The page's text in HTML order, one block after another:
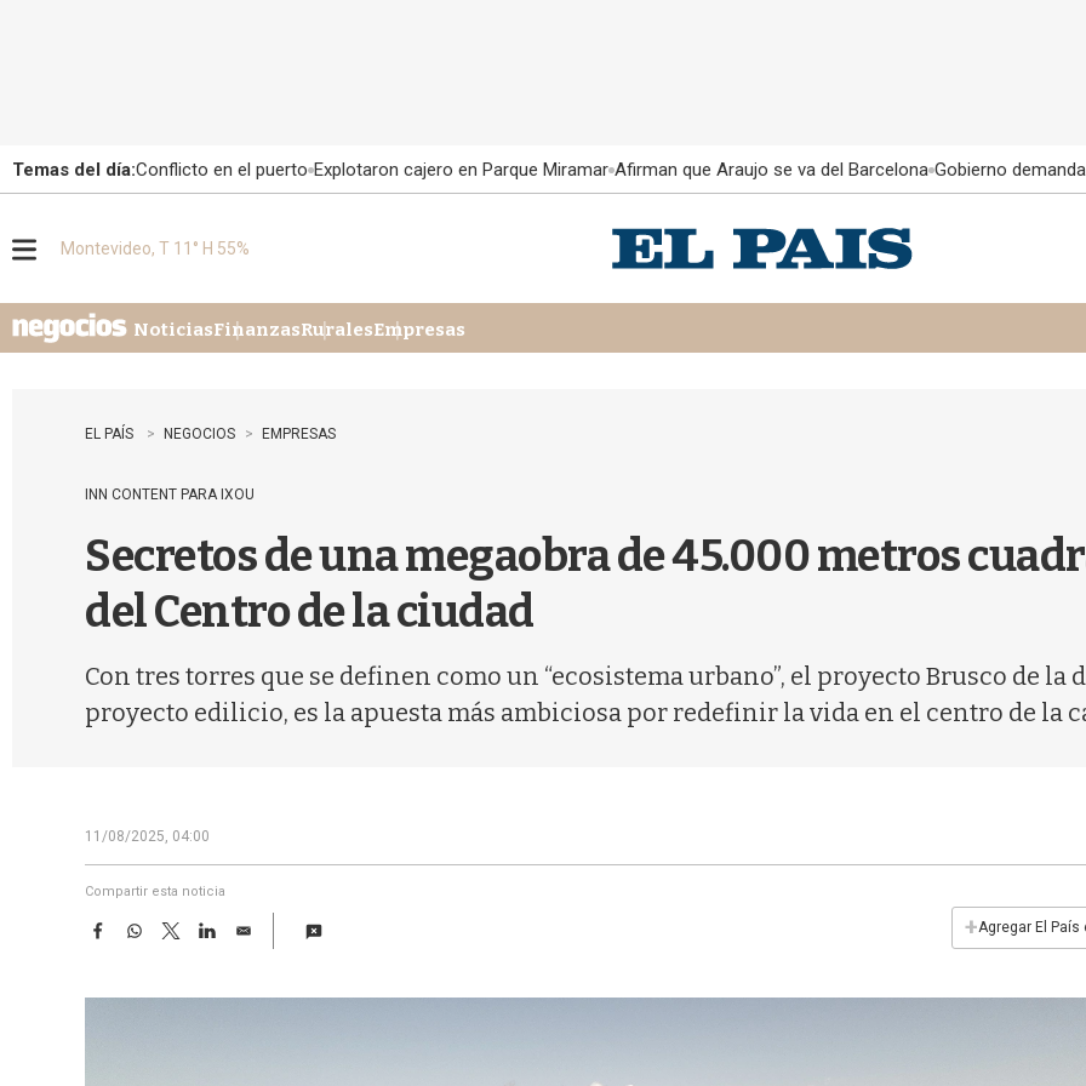
Temas del día:Conflicto en el puerto Explotaron cajero en Parque Miramar Afirman que Araujo se va del Barcelona Gobierno
u
Montevideo, T 11° H 55%
NoticiasFinanzasRuralesEmpresas
EL PAÍS NEGOCIOS EMPRESAS
INN CONTENT PARA IXOU
Secretos de una megaobra de 45.000 metros
del Centro de la ciudad
Con tres torres que se definen como un “ecosistema urbano”, el proyecto Brusco de la
proyecto edilicio, es la apuesta más ambiciosa por redefinir la vida en el centro de la
11/08/2025, 04:00
Compartir esta noticia
F
e
W
t
T
w
t
L
k
E
i
+Agregar El País